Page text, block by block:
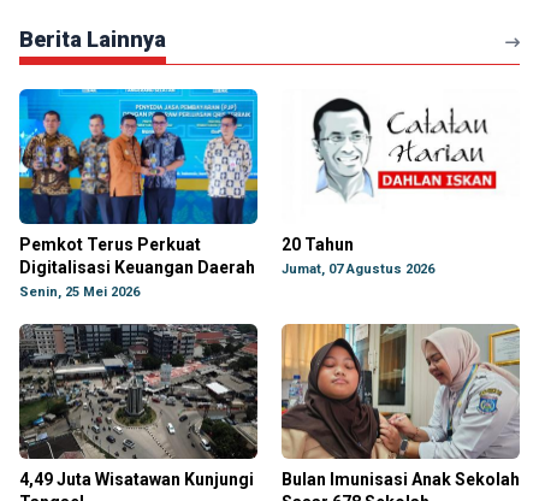
Berita Lainnya
Pemkot Terus Perkuat
Digitalisasi Keuangan Daerah
Senin, 25 Mei 2026
20 Tahun
Jumat, 07 Agustus 2026
4,49 Juta Wisatawan Kunjungi
Bulan Imunisasi Anak Sekolah